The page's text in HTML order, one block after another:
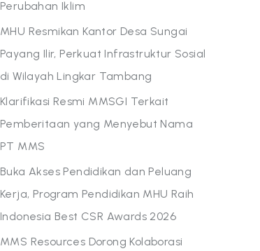
Perubahan Iklim
MHU Resmikan Kantor Desa Sungai
Payang Ilir, Perkuat Infrastruktur Sosial
di Wilayah Lingkar Tambang
Klarifikasi Resmi MMSGI Terkait
Pemberitaan yang Menyebut Nama
PT MMS
Buka Akses Pendidikan dan Peluang
Kerja, Program Pendidikan MHU Raih
Indonesia Best CSR Awards 2026
MMS Resources Dorong Kolaborasi